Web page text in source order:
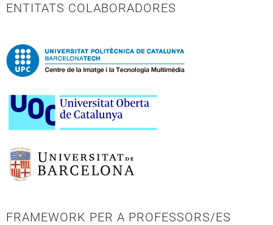
ENTITATS COLABORADORES
FRAMEWORK PER A PROFESSORS/ES